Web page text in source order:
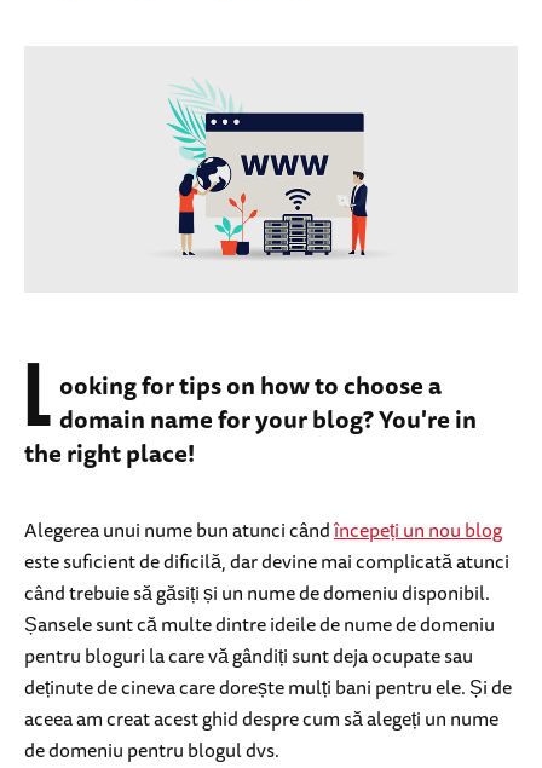
L ooking for tips on how to choose a
domain name for your blog? You're in
the right place!
Alegerea unui nume bun atunci cândîncepeți un nou blog
este suficient de dificilă, dar devine mai complicată atunci
când trebuie să găsiți și un nume de domeniu disponibil.
Șansele sunt că multe dintre ideile de nume de domeniu
pentru bloguri la care vă gândiți sunt deja ocupate sau
deținute de cineva care dorește mulți bani pentru ele. Și de
aceea am creat acest ghid despre cum să alegeți un nume
de domeniu pentru blogul dvs.